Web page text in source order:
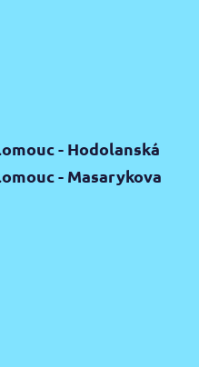
- Hodolanská
- Masarykova